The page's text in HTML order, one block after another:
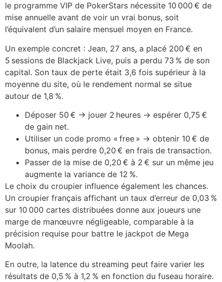
le programme VIP de PokerStars nécessite 10 000 € de
mise annuelle avant de voir un vrai bonus, soit
l’équivalent d’un salaire mensuel moyen en France.
Un exemple concret : Jean, 27 ans, a placé 200 € en
5 sessions de Blackjack Live, puis a perdu 73 % de son
capital. Son taux de perte était 3,6 fois supérieur à la
moyenne du site, où le rendement normal se situe
autour de 1,8 %.
Déposer 50 € → jouer 2 heures → espérer 0,75 €
de gain net.
Utiliser un code promo « free » → obtenir 10 € de
bonus, mais perdre 0,20 € en frais de transaction.
Passer de la mise de 0,20 € à 2 € sur un même jeu
augmente la variance de 12 %.
Le choix du croupier influence également les chances.
Un croupier français affichant un taux d’erreur de 0,03 %
sur 10 000 cartes distribuées donne aux joueurs une
marge de manœuvre négligeable, comparable à la
précision requise pour battre le jackpot de Mega
Moolah.
En outre, la latence du streaming peut faire varier les
résultats de 0,5 % à 1,2 % en fonction du fuseau horaire.